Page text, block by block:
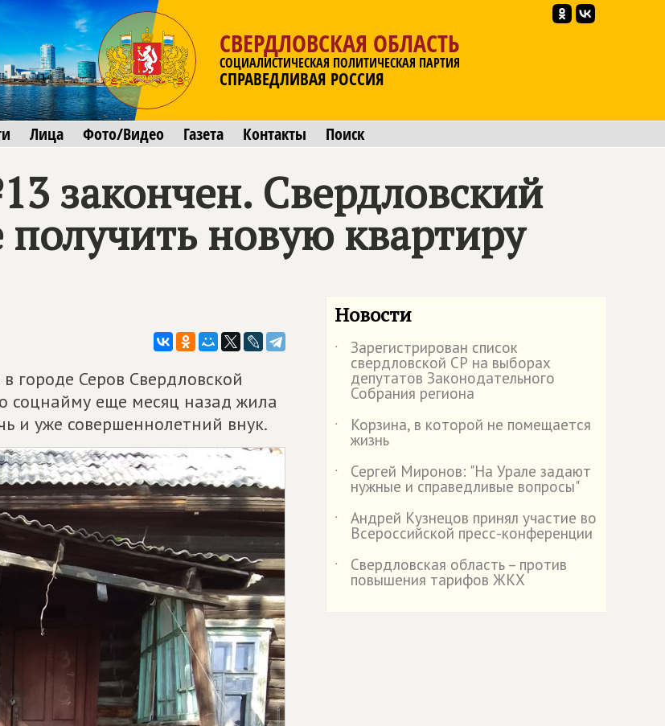
СВЕРДЛОВСКАЯ ОБЛАСТЬ
СОЦИАЛИСТИЧЕСКАЯ ПОЛИТИЧЕСКАЯ ПАРТИЯ
СПРАВЕДЛИВАЯ РОССИЯ
Лица Фото/Видео Газета Контакты Поиск
закончен. Свердловский
новую квартиру
Серов Свердловской
соцнайму еще месяц назад жила
и уже совершеннолетний внук.
Новости
˙ Зарегистрирован список
свердловской СР на выборах
депутатов Законодательного
Собрания региона
˙
Корзина, в которой не помещается
жизнь
˙
Сергей Миронов: "На Урале задают
нужные и справедливые вопросы"
˙
Андрей Кузнецов принял участие во
Всероссийской пресс-конференции
˙
Свердловская область – против
повышения тарифов ЖКХ